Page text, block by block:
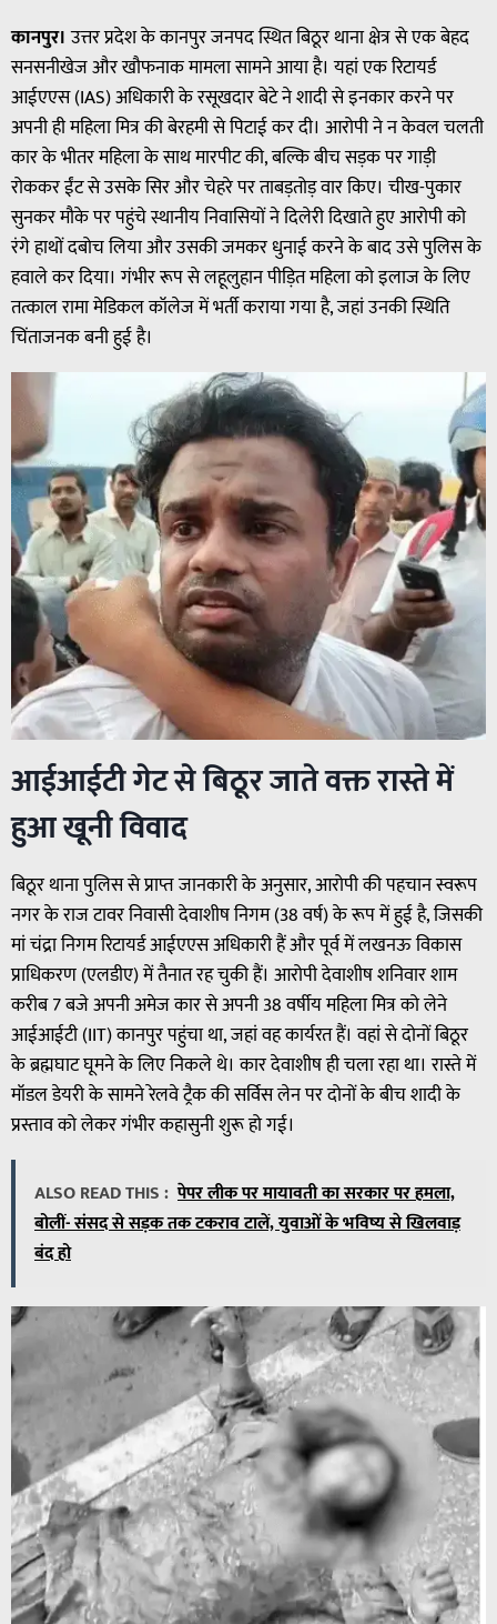
कानपुर।उत्तर प्रदेश के कानपुर जनपद स्थित बिठूर थाना क्षेत्र से एक बेहद
सनसनीखेज और खौफनाक मामला सामने आया है। यहां एक रिटायर्ड
आईएएस (IAS) अधिकारी के रसूखदार बेटे ने शादी से इनकार करने पर
अपनी ही महिला मित्र की बेरहमी से पिटाई कर दी। आरोपी ने न केवल चलती
कार के भीतर महिला के साथ मारपीट की, बल्कि बीच सड़क पर गाड़ी
रोककर ईंट से उसके सिर और चेहरे पर ताबड़तोड़ वार किए। चीख-पुकार
सुनकर मौके पर पहुंचे स्थानीय निवासियों ने दिलेरी दिखाते हुए आरोपी को
रंगे हाथों दबोच लिया और उसकी जमकर धुनाई करने के बाद उसे पुलिस के
हवाले कर दिया। गंभीर रूप से लहूलुहान पीड़ित महिला को इलाज के लिए
तत्काल रामा मेडिकल कॉलेज में भर्ती कराया गया है, जहां उनकी स्थिति
चिंताजनक बनी हुई है।
आईआईटी गेट से बिठूर जाते वक्त रास्ते में
हुआ खूनी विवाद
बिठूर थाना पुलिस से प्राप्त जानकारी के अनुसार, आरोपी की पहचान स्वरूप
नगर के राज टावर निवासी देवाशीष निगम (38 वर्ष) के रूप में हुई है, जिसकी
मां चंद्रा निगम रिटायर्ड आईएएस अधिकारी हैं और पूर्व में लखनऊ विकास
प्राधिकरण (एलडीए) में तैनात रह चुकी हैं। आरोपी देवाशीष शनिवार शाम
करीब 7 बजे अपनी अमेज कार से अपनी 38 वर्षीय महिला मित्र को लेने
आईआईटी (IIT) कानपुर पहुंचा था, जहां वह कार्यरत हैं। वहां से दोनों बिठूर
के ब्रह्मघाट घूमने के लिए निकले थे। कार देवाशीष ही चला रहा था। रास्ते में
मॉडल डेयरी के सामने रेलवे ट्रैक की सर्विस लेन पर दोनों के बीच शादी के
प्रस्ताव को लेकर गंभीर कहासुनी शुरू हो गई।
ALSO READ THIS : पेपर लीक पर मायावती का सरकार पर हमला,
बोलीं- संसद से सड़क तक टकराव टालें, युवाओं के भविष्य से खिलवाड़
बंद हो